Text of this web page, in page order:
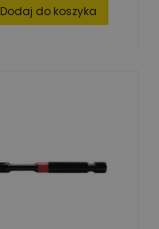
Dodaj do koszyka